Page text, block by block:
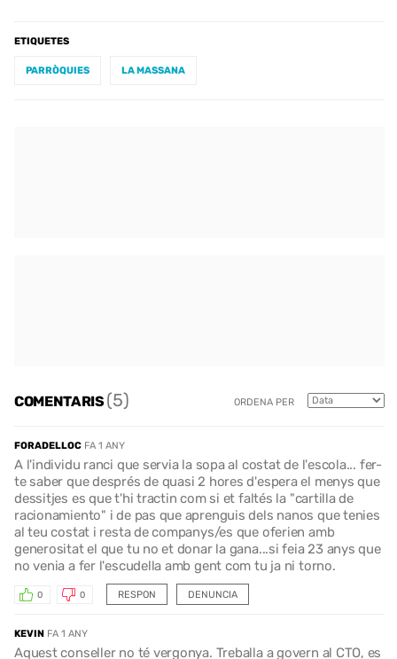
ETIQUETES
PARRÒQUIES LA MASSANA
COMENTARIS(5) ORDENA PER
FORADELLOC FA 1 ANY
A l'individu ranci que servia la sopa al costat de l'escola... fer-
te saber que després de quasi 2 hores d'espera el menys que
dessitjes es que t'hi tractin com si et faltés la "cartilla de
racionamiento" i de pas que aprenguis dels nanos que tenies
al teu costat i resta de companys/es que oferien amb
generositat el que tu no et donar la gana...si feia 23 anys que
no venia a fer l'escudella amb gent com tu ja ni torno.
RESPON
0 0 DENUNCIA
KEVIN FA 1 ANY
Aquest conseller no té vergonya. Treballa a govern al CTO, es